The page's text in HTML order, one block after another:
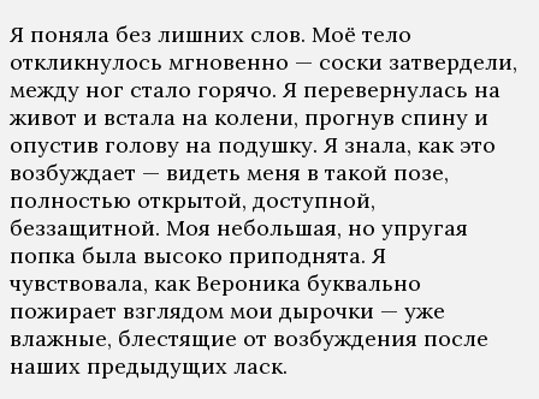
Я поняла без лишних слов. Моё тело
откликнулось мгновенно — соски затвердели,
между ног стало горячо. Я перевернулась на
живот и встала на колени, прогнув спину и
опустив голову на подушку. Я знала, как это
возбуждает — видеть меня в такой позе,
полностью открытой, доступной,
беззащитной. Моя небольшая, но упругая
попка была высоко приподнята. Я
чувствовала, как Вероника буквально
пожирает взглядом мои дырочки — уже
влажные, блестящие от возбуждения после
наших предыдущих ласк.